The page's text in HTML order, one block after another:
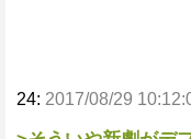
24: 2017/08/29